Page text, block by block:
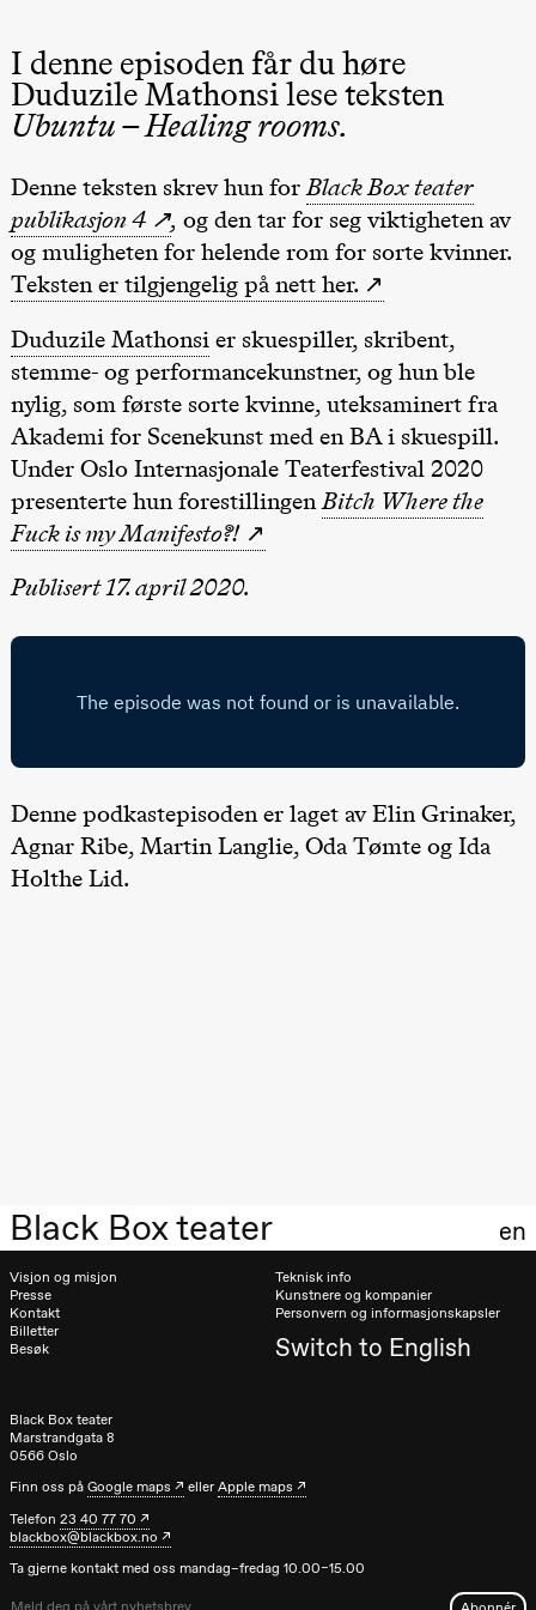
Male
Fantasies
Lille scene
(Black Box
21.00
Boglárka
Börcsök &
Andreas
Bolm
SUBJOYRIDE
(Black Box
teater)
Lørdag 29. august
19.00
Pia Maria
Roll og
Mohamed
Mohamed
Male
Fantasies
Lille scene
(Black Box
teater)
21.00
Boglárka
Börcsök &
Bolm
teater)
Umemoto /​
Oslo
Sinfonietta /​
Ivar Furre
Aam
Umemoto
Store scene
teater)
Fredag 18. september
Hi sida
Store scene
Lørdag 19. september
18.00
Pinquins &
Eriksen
Black Box teater en
I denne episoden får du høre
Duduzile Mathonsi lese teksten
Ubuntu – Healing rooms.
Denne teksten skrev hun forBlack Box teater
publikasjon 4
, og den tar for seg viktigheten av
og muligheten for helende rom for sorte kvinner.
Teksten er tilgjengelig på nett her.
Duduzile Mathonsier skuespiller, skribent,
stemme- og performancekunstner, og hun ble
nylig, som første sorte kvinne, uteksaminert fra
Akademi for Scenekunst med en BA i skuespill.
Under Oslo Internasjonale Teaterfestival 2020
presenterte hun forestillingenBitch Where the
Fuck is my Manifesto?!
Publisert 17. april 2020.
Denne podkastepisoden er laget av Elin Grinaker,
Agnar Ribe, Martin Langlie, Oda Tømte og Ida
Holthe Lid.
Visjon og misjon
Presse
Kontakt
Billetter
Besøk
Teknisk info
Kunstnere og kompanier
Personvern og informasjonskapsler
Switch to English
Black Box teater
Marstrandgata 8
0566 Oslo
Finn oss påGoogle maps ellerApple maps
Telefon23 40 77 70
blackbox@blackbox.no
Ta gjerne kontakt med oss mandag–fredag 10.00–15.00